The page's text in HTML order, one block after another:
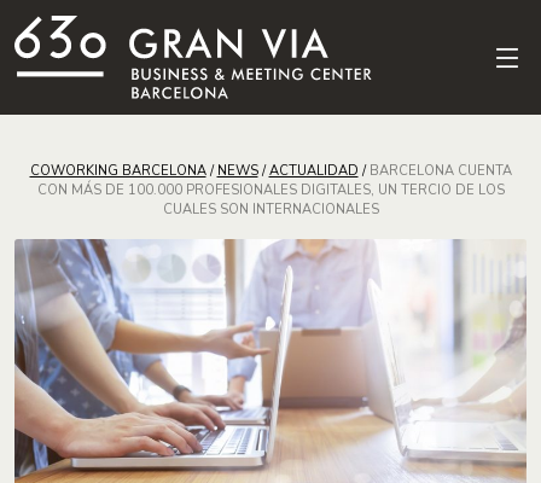
COWORKING BARCELONA/ NEWS/ACTUALIDAD / BARCELONA CUENTA
CON MÁS DE 100.000 PROFESIONALES DIGITALES, UN TERCIO DE LOS
CUALES SON INTERNACIONALES